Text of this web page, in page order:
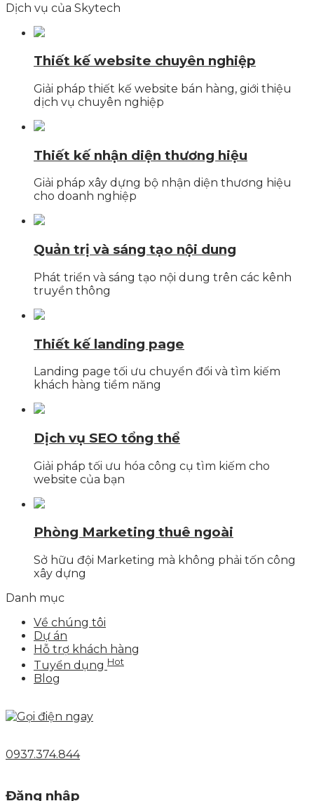
Dịch vụ của Skytech
Thiết kế website chuyên nghiệp
Giải pháp thiết kế website bán hàng, giới thiệu
dịch vụ chuyên nghiệp
Thiết kế nhận diện thương hiệu
Giải pháp xây dựng bộ nhận diện thương hiệu
cho doanh nghiệp
Quản trị và sáng tạo nội dung
Phát triển và sáng tạo nội dung trên các kênh
truyền thông
Thiết kế landing page
Landing page tối ưu chuyển đổi và tìm kiếm
khách hàng tiềm năng
Dịch vụ SEO tổng thể
Giải pháp tối ưu hóa công cụ tìm kiếm cho
website của bạn
Phòng Marketing thuê ngoài
Sở hữu đội Marketing mà không phải tốn công
xây dựng
Danh mục
Về chúng tôi
Dự án
Hỗ trợ khách hàng
Tuyển dụng Hot
Blog
0937.374.844
Đăng nhập